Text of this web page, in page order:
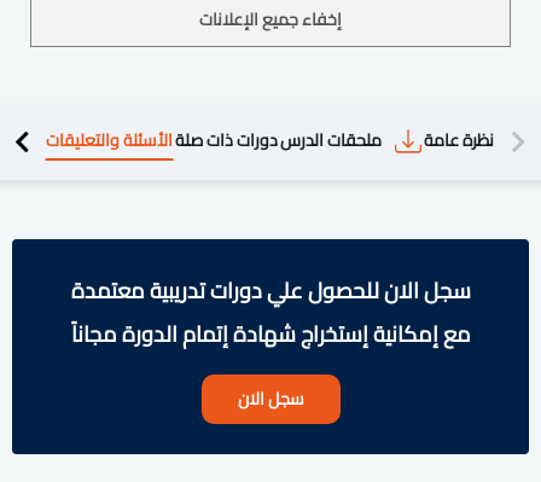
إخفاء جميع الإعلانات
نظرة عامة ملحقات الدرسدورات ذات صلةالأسئلة والتعليقات
سجل الان للحصول علي دورات تدريبية معتمدة
مع إمكانية إستخراج شهادة إتمام الدورة مجاناً
سجل الان